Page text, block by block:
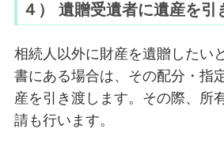
４） 遺贈受遺者に遺産を引
相続人以外に財産を遺贈したい
書にある場合は、その配分・指
産を引き渡します。その際、所
請も行います。